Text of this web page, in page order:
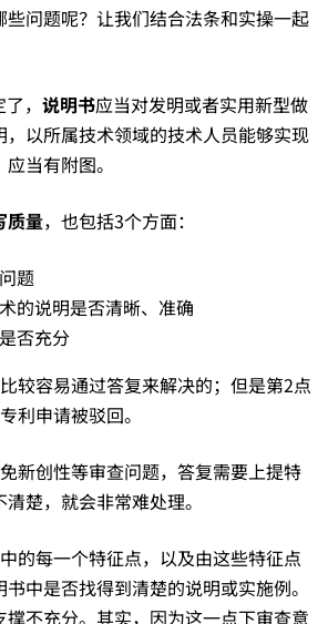
问题呢？让我们结合法条和实操一起
， 说明书应当对发明或者实用新型做
，以所属技术领域的技术人员能够实现
当有附图。
质量，也包括3个方面：
题
的说明是否清晰、准确
否充分
较容易通过答复来解决的；但是第2点
利申请被驳回。
新创性等审查问题，答复需要上提特
楚，就会非常难处理。
的每一个特征点，以及由这些特征点
中是否找得到清楚的说明或实施例。
不充分。其实，因为这一点下审查意